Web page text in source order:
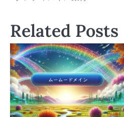
ナ
ビ
ゲ
ー
シ
Related Posts